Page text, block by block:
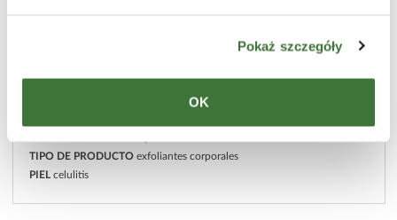
Pokaż szczegóły
OK
TIPO DE PRODUCTO exfoliantes corporales
PIEL celulitis